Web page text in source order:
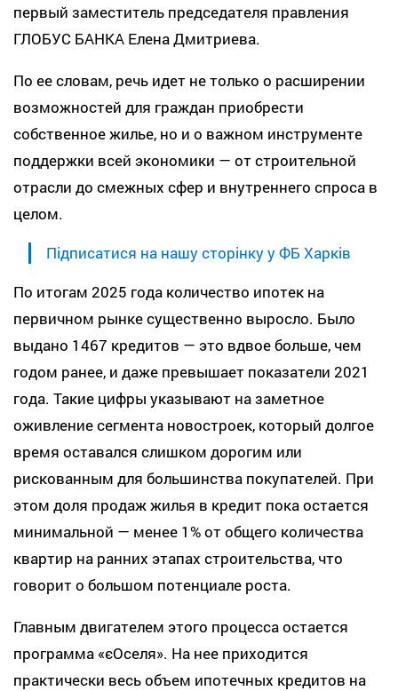
первый заместитель председателя правления
ГЛОБУС БАНКА Елена Дмитриева.
По ее словам, речь идет не только о расширении
возможностей для граждан приобрести
собственное жилье, но и о важном инструменте
поддержки всей экономики — от строительной
отрасли до смежных сфер и внутреннего спроса в
целом.
Підписатися на нашу сторінку у ФБ Харків
По итогам 2025 года количество ипотек на
первичном рынке существенно выросло. Было
выдано 1467 кредитов — это вдвое больше, чем
годом ранее, и даже превышает показатели 2021
года. Такие цифры указывают на заметное
оживление сегмента новостроек, который долгое
время оставался слишком дорогим или
рискованным для большинства покупателей. При
этом доля продаж жилья в кредит пока остается
минимальной — менее 1% от общего количества
квартир на ранних этапах строительства, что
говорит о большом потенциале роста.
Главным двигателем этого процесса остается
программа «єОселя». На нее приходится
практически весь объем ипотечных кредитов на